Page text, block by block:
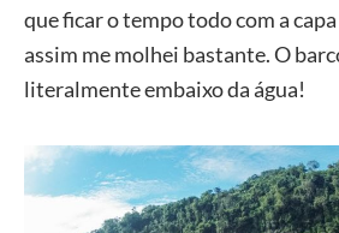
que ficar o tempo todo com a
assim me molhei bastante. O
literalmente embaixo da água!